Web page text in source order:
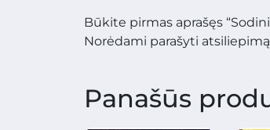
Būkite pirmas aprašęs
Norėdami parašyti
Panašūs